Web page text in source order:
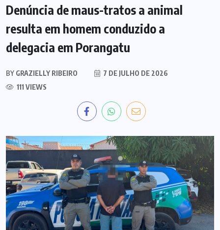
Denúncia de maus-tratos a animal
resulta em homem conduzido a
delegacia em Porangatu
BY GRAZIELLY RIBEIRO
7 DE JULHO DE 2026
111 VIEWS